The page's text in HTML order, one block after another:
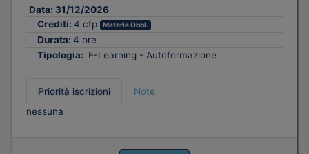
Data: 31/12/2026
Crediti: 4 cfp Materie Obbl.
Durata: 4 ore
Tipologia: E-Learning - Autoformazione
Priorità iscrizioni
Note
nessuna